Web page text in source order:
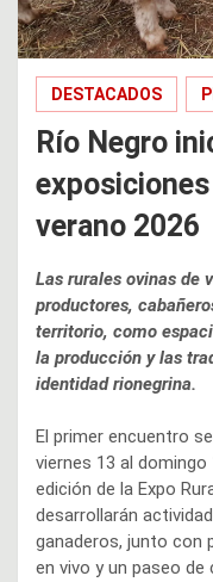
DESTACADOS
Río Negro
verano 2026
Las rurales ovinas de
productores,
territorio, como
la producción y las
identidad rionegrina.
El primer encuentro
viernes 13 al
edición de la Expo
desarrollarán
ganaderos, junto con
en vivo y un paseo de